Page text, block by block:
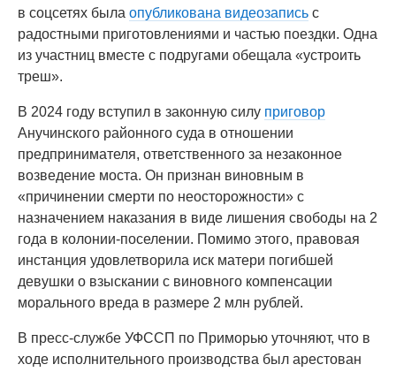
в соцсетях была опубликована видеозапись с
радостными приготовлениями и частью поездки. Одна
из участниц вместе с подругами обещала «устроить
треш».
В 2024 году вступил в законную силу приговор
Анучинского районного суда в отношении
предпринимателя, ответственного за незаконное
возведение моста. Он признан виновным в
«причинении смерти по неосторожности» с
назначением наказания в виде лишения свободы на 2
года в колонии-поселении. Помимо этого, правовая
инстанция удовлетворила иск матери погибшей
девушки о взыскании с виновного компенсации
морального вреда в размере 2 млн рублей.
В пресс-службе УФССП по Приморью уточняют, что в
ходе исполнительного производства был арестован